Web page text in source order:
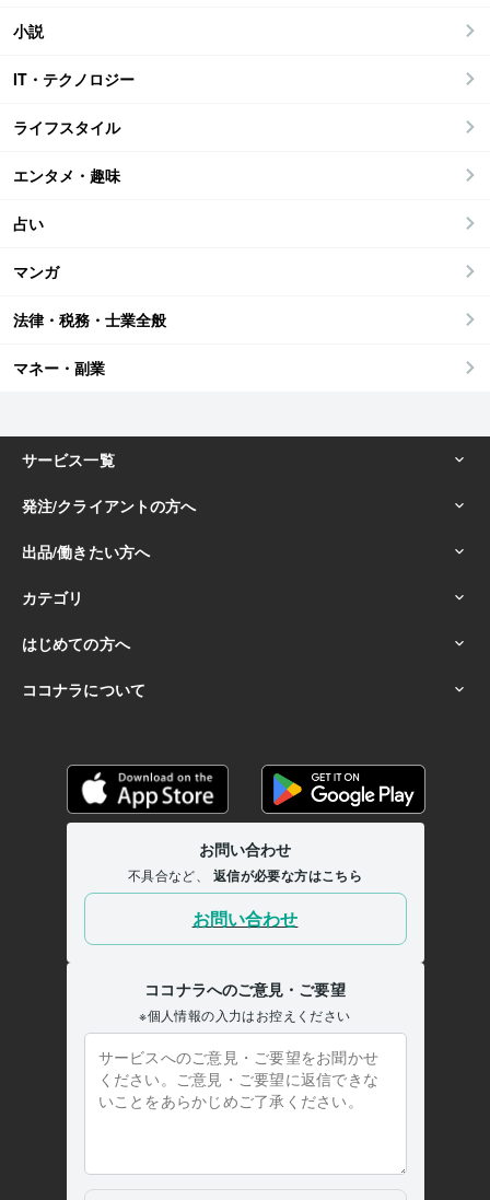
小説
IT・テクノロジー
ライフスタイル
エンタメ・趣味
占い
マンガ
法律・税務・士業全般
マネー・副業